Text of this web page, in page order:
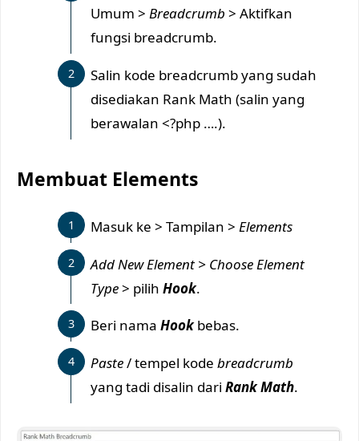
Umum >Breadcrumb> Aktifkan
fungsi breadcrumb.
Salin kode breadcrumb yang sudah
disediakan Rank Math (salin yang
berawalan <?php ….).
Membuat Elements
Masuk ke > Tampilan >Elements
Add New Element > Choose Element
Type> pilihHook.
Beri namaHookbebas.
Paste/ tempel kodebreadcrumb
yang tadi disalin dariRank Math.